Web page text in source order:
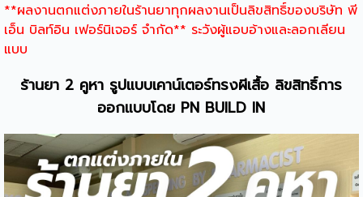
**ผลงานตกแต่งภายในร้านยาทุกผลงานเป็นลิขสิทธิ์ของบริษัท พี
เอ็น บิลท์อิน เฟอร์นิเจอร์ จำกัด** ระวังผู้แอบอ้างและลอกเลียน
แบบ
ร้านยา 2 คูหา รูปแบบเคาน์เตอร์ทรงผีเสื้อ ลิขสิทธิ์การ
ออกแบบโดย PN BUILD IN